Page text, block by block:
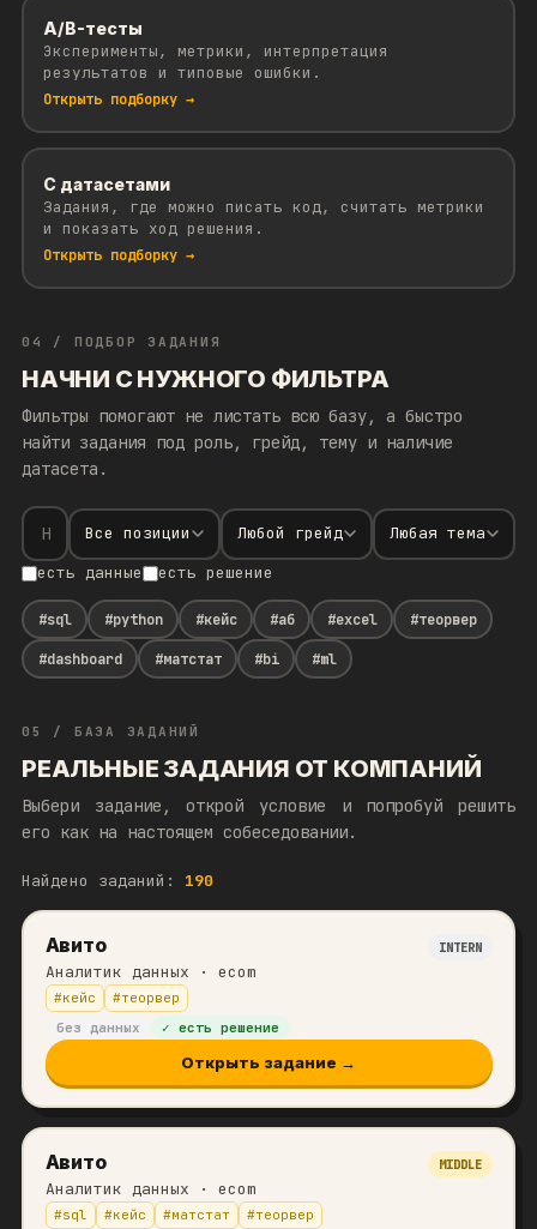
A/B-тесты
Эксперименты, метрики, интерпретация
результатов и типовые ошибки.
Открыть подборку →
С датасетами
Задания, где можно писать код, считать метрики
и показать ход решения.
Открыть подборку →
04 / ПОДБОР ЗАДАНИЯ
НАЧНИ С НУЖНОГО ФИЛЬТРА
Фильтры помогают не листать всю базу, а быстро
найти задания под роль, грейд, тему и наличие
датасета.
Все позиции Любой грейд
Любая тема
есть данные
есть решение
#sql #python #кейс #аб #excel #теорвер
#dashboard #матстат #bi #ml
05 / БАЗА ЗАДАНИЙ
РЕАЛЬНЫЕ ЗАДАНИЯ ОТ КОМПАНИЙ
Выбери задание, открой условие и попробуй решить
его как на настоящем собеседовании.
Найдено заданий: 190
Авито INTERN
Аналитик данных · ecom
#кейс #теорвер
без данных
✓ есть решение
Открыть задание →
Авито MIDDLE
Аналитик данных · ecom
#sql #кейс #матстат #теорвер